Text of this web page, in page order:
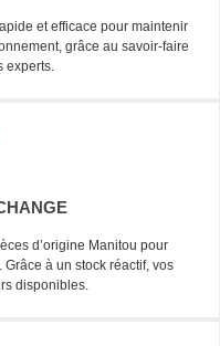
et efficace pour maintenir
grâce au savoir-faire
experts.
d’origine Manitou pour
à un stock réactif, vos
disponibles.